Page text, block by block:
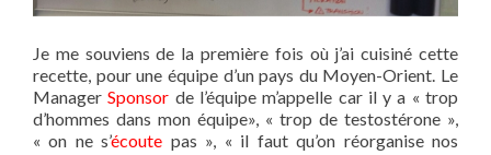
Je me souviens de la première fois où j’ai cuisiné cette
recette, pour une équipe d’un pays du Moyen-Orient. Le
ManagerSponsor de l’équipe m’appelle car il y a « trop
d’hommes dans mon équipe», « trop de testostérone »,
« on ne s’écoute pas », « il faut qu’on réorganise nos